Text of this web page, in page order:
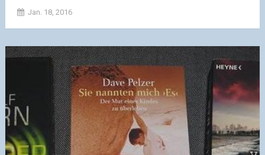
Jan. 18, 2016